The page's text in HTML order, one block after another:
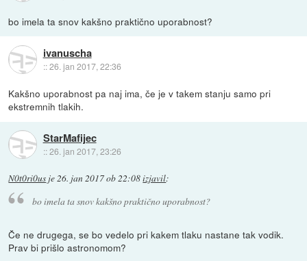
bo imela ta snov kakšno praktično uporabnost?
ivanuscha
::26. jan 2017, 22:36
Kakšno uporabnost pa naj ima, če je v takem stanju samo pri
ekstremnih tlakih.
StarMafijec
::26. jan 2017, 23:26
N0t0ri0us je26. jan 2017 ob 22:08izjavil:
bo imela ta snov kakšno praktično uporabnost?
Če ne drugega, se bo vedelo pri kakem tlaku nastane tak vodik.
Prav bi prišlo astronomom?